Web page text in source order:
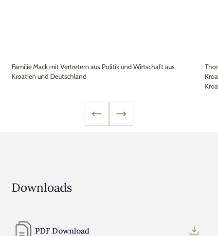
Familie Mack mit Vertretern aus Politik und Wirtschaft aus
Kroatien und Deutschland
Downloads
PDF Download